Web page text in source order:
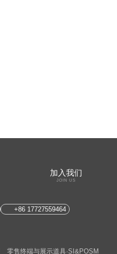
加入我们
JOIN US
+86 17727559464
零售终端与展示道具·SI&POSM